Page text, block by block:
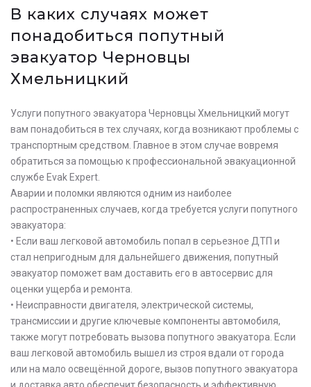
В каких случаях может
понадобиться попутный
эвакуатор Черновцы
Хмельницкий
Услуги попутного эвакуатора Черновцы Хмельницкий могут
вам понадобиться в тех случаях, когда возникают проблемы с
транспортным средством. Главное в этом случае вовремя
обратиться за помощью к профессиональной эвакуационной
службе Evak Expert.
Аварии и поломки являются одним из наиболее
распространенных случаев, когда требуется услуги попутного
эвакуатора:
• Если ваш легковой автомобиль попал в серьезное ДТП и
стал непригодным для дальнейшего движения, попутный
эвакуатор поможет вам доставить его в автосервис для
оценки ущерба и ремонта.
• Неисправности двигателя, электрической системы,
трансмиссии и другие ключевые компоненты автомобиля,
также могут потребовать вызова попутного эвакуатора. Если
ваш легковой автомобиль вышел из строя вдали от города
или на мало освещённой дороге, вызов попутного эвакуатора